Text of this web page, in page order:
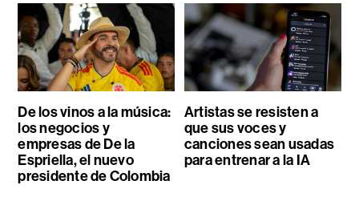
De los vinos a la música:
los negocios y
empresas de De la
Espriella, el nuevo
presidente de Colombia
Artistas se resisten a
que sus voces y
canciones sean usadas
para entrenar a la IA